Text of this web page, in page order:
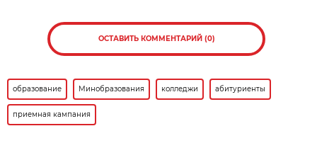
ОСТАВИТЬ КОММЕНТАРИЙ (0)
образование Минобразования колледжи абитуриенты
приемная кампания